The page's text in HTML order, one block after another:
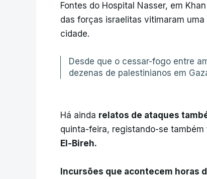
Fontes do Hospital Nasser, em
das forças israelitas vitimaram
cidade.
Desde que o cessar-fogo entre
dezenas de palestinianos em
Há ainda relatos de ataques
quinta-feira, registando-se também
El-Bireh.
Incursões que acontecem horas